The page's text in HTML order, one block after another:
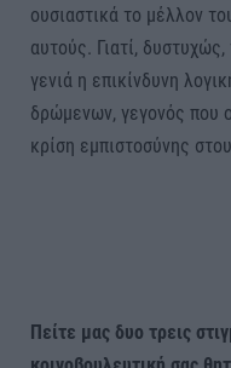
ουσιαστικά το μέλλον
αυτούς. Γιατί,
γενιά η επικίνδυνη
δρώμενων, γεγονός που
κρίση εμπιστοσύνης
Πείτε μας δυο τρεις